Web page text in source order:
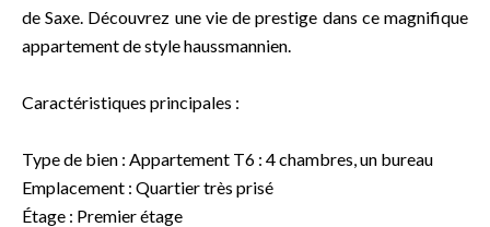
de Saxe. Découvrez une vie de prestige dans ce magnifique
appartement de style haussmannien.
Caractéristiques principales :
Type de bien : Appartement T6 : 4 chambres, un bureau
Emplacement : Quartier très prisé
Étage : Premier étage